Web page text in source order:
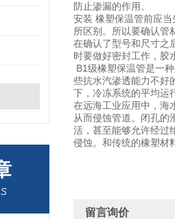
防止渗漏的作用。
安装 橡塑保温管前应
所区别。所以要确认管
在确认了型号和尺寸之
时要做好密封工作，胶
B1级橡塑保温管是一
些抗水汽渗透能力不好
下，冷冻系统的平均运
在远海工业应用中，海
从而侵蚀管道。闭孔的
活，甚至能够允许经过
侵蚀。和传统的橡塑材
留言询价